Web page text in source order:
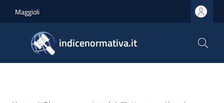
Maggioli
indicenormativa.it